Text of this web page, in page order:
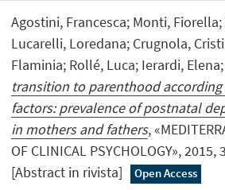
Agostini, Francesca; Monti,
Lucarelli, Loredana; Crugnola,
Flaminia; Rollé, Luca; Ierardi,
transition to parenthood
factors: prevalence of postnatal
in mothers and fathers,
OF CLINICAL PSYCHOLOGY», 2015,
[Abstract in rivista]
Open Access